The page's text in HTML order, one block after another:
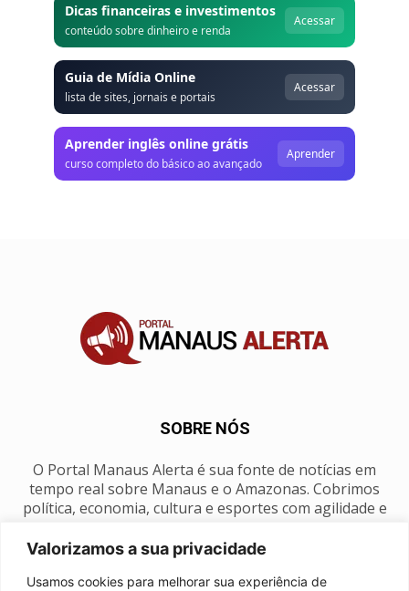
Valorizamos a sua privacidade
Usamos cookies para melhorar sua experiência de
Dicas financeiras e investimentos
conteúdo sobre dinheiro e renda
Acessar
Guia de Mídia Online
lista de sites, jornais e portais
Acessar
Aprender inglês online grátis
curso completo do básico ao avançado
Aprender
SOBRE NÓS
O Portal Manaus Alerta é sua fonte de notícias em
tempo real sobre Manaus e o Amazonas. Cobrimos
política, economia, cultura e esportes com agilidade e